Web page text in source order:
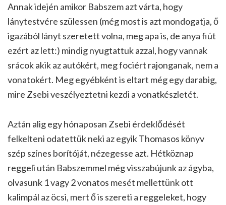
Annak idején amikor Babszem azt várta, hogy
lánytestvére szülessen (még most is azt mondogatja, ő
igazából lányt szeretett volna, meg apa is, de anya fiút
ezért az lett:) mindig nyugtattuk azzal, hogy vannak
srácok akik az autókért, meg fociért rajonganak, nem a
vonatokért. Meg egyébként is eltart még egy darabig,
mire Zsebi veszélyeztetni kezdi a vonatkészletét.
Aztán alig egy hónaposan Zsebi érdeklődését
felkelteni odatettük neki az egyik Thomasos könyv
szép színes borítóját, nézegesse azt. Hétköznap
reggeli után Babszemmel még visszabújunk az ágyba,
olvasunk 1 vagy 2 vonatos mesét mellettünk ott
kalimpál az öcsi, mert ő is szereti a reggeleket, hogy